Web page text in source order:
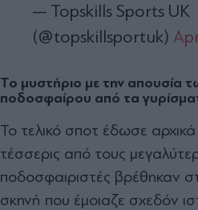
— Topskills Sports UK
(@topskillsportuk)
Το μυστήριο με την απουσία
ποδοσφαίρου από τα
Το τελικό σποτ έδωσε
τέσσερις από τους
ποδοσφαιριστές βρέθηκαν
σκηνή που έμοιαζε σχεδόν